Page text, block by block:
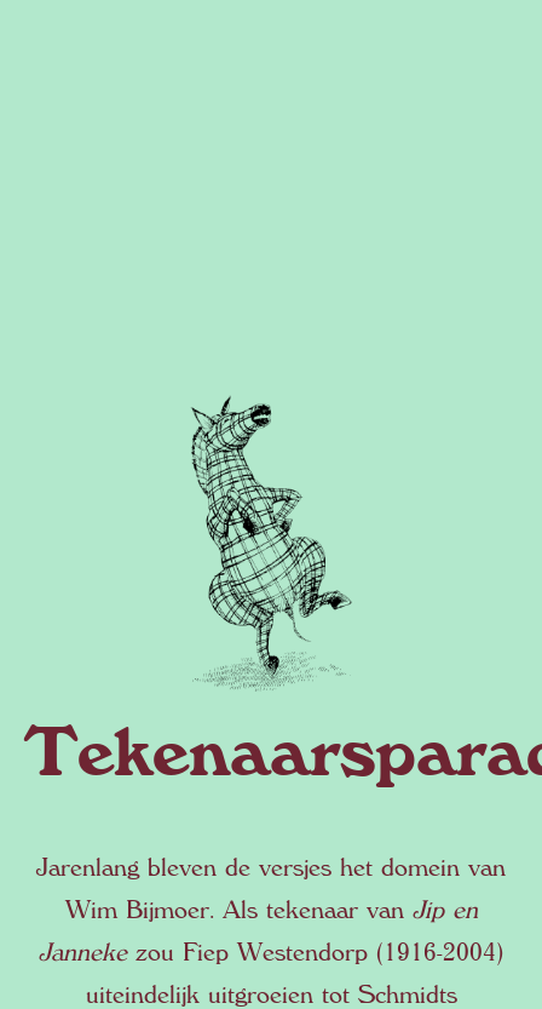
Jarenlang bleven de versjes het domein van
Wim Bijmoer. Als tekenaar van Jip en
Jannekezou Fiep Westendorp (1916-2004)
uiteindelijk uitgroeien tot Schmidts